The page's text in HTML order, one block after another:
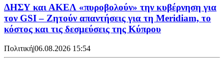
ΔΗΣΥ και ΑΚΕΛ «πυροβολούν» την κυβέρνηση για
τον GSI – Ζητούν απαντήσεις για τη Meridiam, το
κόστος και τις δεσμεύσεις της Κύπρου
Πολιτική|06.08.2026 15:54